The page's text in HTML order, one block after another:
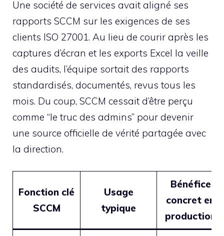
Une société de services avait aligné ses
rapports SCCM sur les exigences de ses
clients ISO 27001. Au lieu de courir après les
captures d’écran et les exports Excel la veille
des audits, l’équipe sortait des rapports
standardisés, documentés, revus tous les
mois. Du coup, SCCM cessait d’être perçu
comme “le truc des admins” pour devenir
une source officielle de vérité partagée avec
la direction.
Fonction clé
SCCM
Usage
typique
Bénéfice
concret en
production